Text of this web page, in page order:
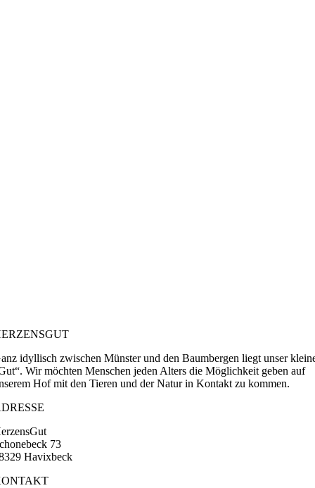
idyllisch zwischen Münster und den Baumbergen liegt unser
Wir möchten Menschen jeden Alters die Möglichkeit geben auf
Hof mit den Tieren und der Natur in Kontakt zu kommen.
73
Havixbeck